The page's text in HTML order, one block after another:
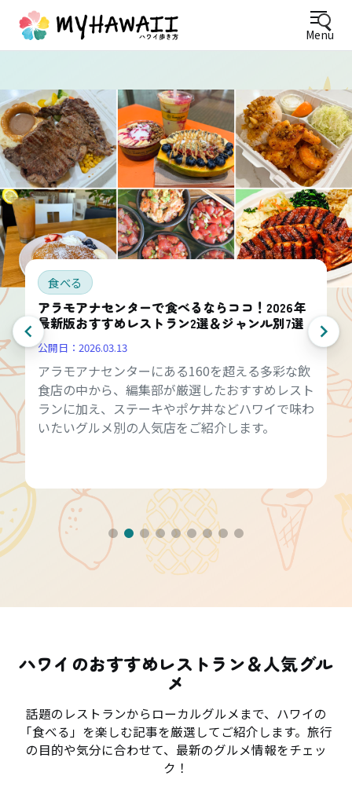
Menu
食べる
アラモアナセンターで食べるならココ！2026年
最新版おすすめレストラン2選＆ジャンル別7選
公開日： 2026.03.13
アラモアナセンターにある160を超える多彩な飲
食店の中から、編集部が厳選したおすすめレスト
ランに加え、ステーキやポケ丼などハワイで味わ
いたいグルメ別の人気店をご紹介します。
ハワイのおすすめレストラン＆人気グル
メ
話題のレストランからローカルグルメまで、ハワイの
「食べる」を楽しむ記事を厳選してご紹介します。旅行
の目的や気分に合わせて、最新のグルメ情報をチェッ
ク！